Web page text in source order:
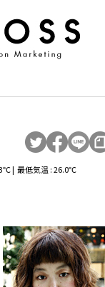
| 最低気温 : 26.0℃